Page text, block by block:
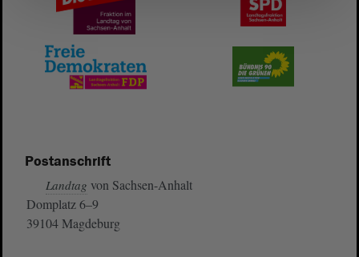
Postanschrift
Landtag von Sachsen-Anhalt
Domplatz 6–9
39104 Magdeburg